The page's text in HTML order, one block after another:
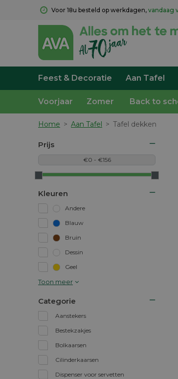
Voor 18u besteld op werkdagen, vandaag
Feest & Decoratie Aan Tafel
Voorjaar Zomer Back to
Home > Aan Tafel > Tafel dekken
Prijs
Kleuren
Andere
Blauw
Bruin
Dessin
Geel
Toon meer
Categorie
Aanstekers
Bestekzakjes
Bolkaarsen
Cilinderkaarsen
Dispenser voor servetten